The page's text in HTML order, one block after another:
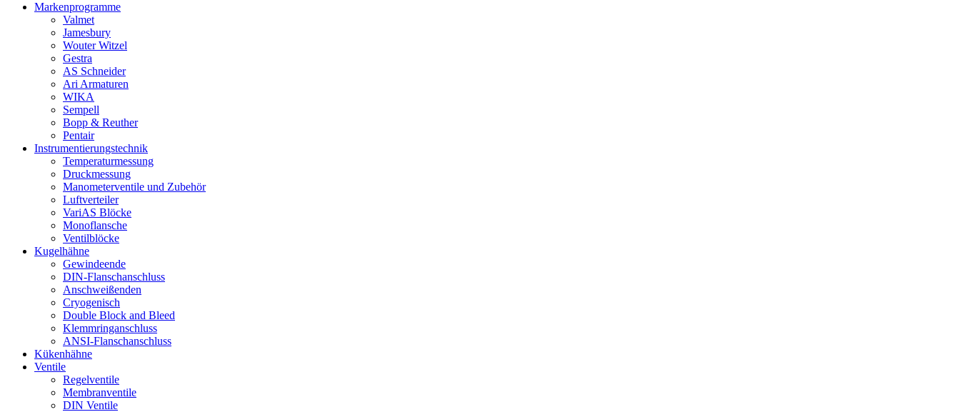
Markenprogramme
Valmet
Jamesbury
Wouter Witzel
Gestra
AS Schneider
Ari Armaturen
WIKA
Sempell
Bopp & Reuther
Pentair
Instrumentierungs­technik
Temperaturmessung
Druckmessung
Manometerventile und Zubehör
Luftverteiler
VariAS Blöcke
Monoflansche
Ventilblöcke
Kugelhähne
Gewindeende
DIN-Flanschanschluss
Anschweißenden
Cryogenisch
Double Block and Bleed
Klemmringanschluss
ANSI-Flanschanschluss
Kükenhähne
Ventile
Regelventile
Membranventile
DIN Ventile